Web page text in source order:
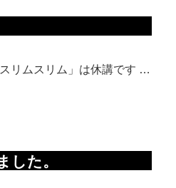
リムスリム」は休講です …
た。